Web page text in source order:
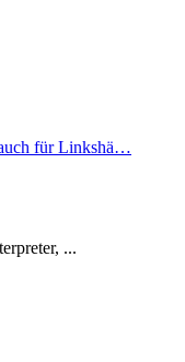
für Linkshä…
...